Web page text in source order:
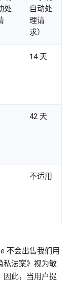
处
自动处
理请
求）
14 天
42 天
不适用
不会出售我们用
私法案》视为敏
因此，当用户提